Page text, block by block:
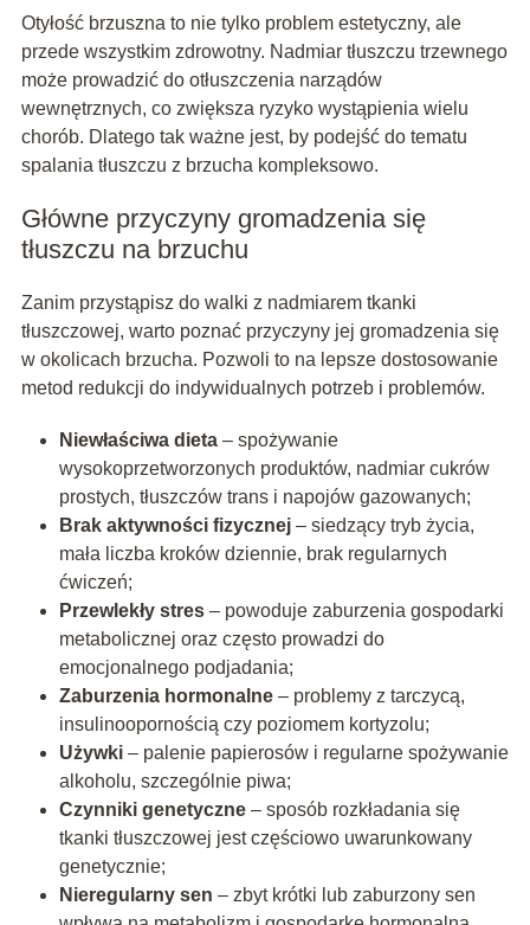
Otyłość brzuszna to nie tylko problem estetyczny, ale
przede wszystkim zdrowotny. Nadmiar tłuszczu trzewnego
może prowadzić do otłuszczenia narządów
wewnętrznych, co zwiększa ryzyko wystąpienia wielu
chorób. Dlatego tak ważne jest, by podejść do tematu
spalania tłuszczu z brzucha kompleksowo.
Główne przyczyny gromadzenia się
tłuszczu na brzuchu
Zanim przystąpisz do walki z nadmiarem tkanki
tłuszczowej, warto poznać przyczyny jej gromadzenia się
w okolicach brzucha. Pozwoli to na lepsze dostosowanie
metod redukcji do indywidualnych potrzeb i problemów.
Niewłaściwa dieta– spożywanie
wysokoprzetworzonych produktów, nadmiar cukrów
prostych, tłuszczów trans i napojów gazowanych;
Brak aktywności fizycznej– siedzący tryb życia,
mała liczba kroków dziennie, brak regularnych
ćwiczeń;
Przewlekły stres– powoduje zaburzenia gospodarki
metabolicznej oraz często prowadzi do
emocjonalnego podjadania;
Zaburzenia hormonalne– problemy z tarczycą,
insulinoopornością czy poziomem kortyzolu;
Używki– palenie papierosów i regularne spożywanie
alkoholu, szczególnie piwa;
Czynniki genetyczne– sposób rozkładania się
tkanki tłuszczowej jest częściowo uwarunkowany
genetycznie;
Nieregularny sen – zbyt krótki lub zaburzony sen